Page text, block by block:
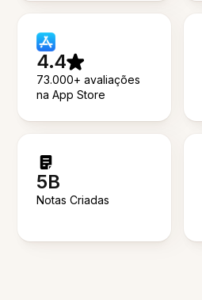
4.4
73.000+ avaliações
na App Store
5B
Notas Criadas